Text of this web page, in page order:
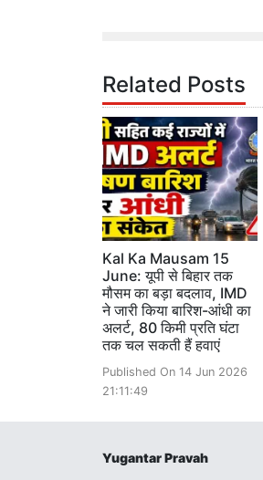
Related Posts
Kal Ka Mausam 15
June: यूपी से बिहार तक
मौसम का बड़ा बदलाव, IMD
ने जारी किया बारिश-आंधी का
अलर्ट, 80 किमी प्रति घंटा
तक चल सकती हैं हवाएं
Published On 14 Jun 2026
21:11:49
Yugantar Pravah